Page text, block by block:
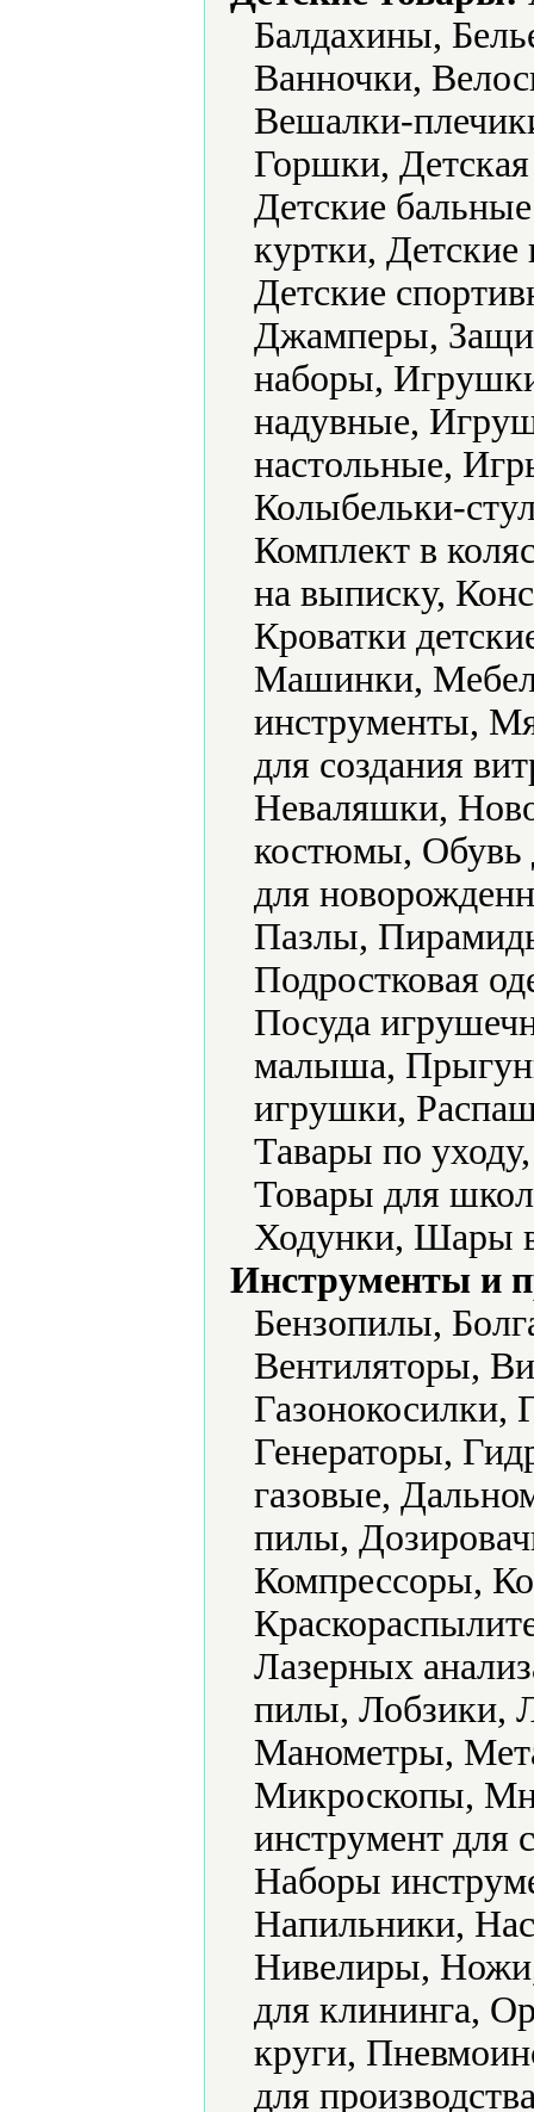
Балдахины,
Ванночки,
Вешалки-
Горшки,
Детские
куртки, Детские
Детские
Джамперы,
наборы,
надувные,
настольные,
Колыбельки-
Комплект в
на выписку,
Кроватки
Машинки,
инструменты,
для создания
Неваляшки,
костюмы, Обувь
для
Пазлы,
Подростковая
Посуда
малыша,
игрушки,
Тавары по
Товары для
Ходунки, Шары
Инструменты и
Бензопилы,
Вентиляторы,
Газонокосилки,
Генераторы,
газовые,
пилы,
Компрессоры,
Лазерных
пилы, Лобзики,
Манометры,
Микроскопы,
инструмент
Наборы
Напильники,
Нивелиры,
для клининга,
круги,
для